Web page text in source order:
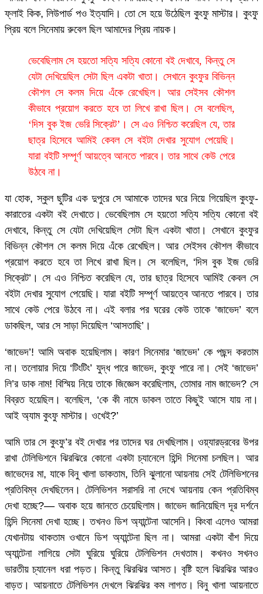
ফ্লাই কিক, লিউপার্ড পও ইত্যাদি। তো সে হয়ে উঠেছিল কুংফু মাস্টার। কুংফু
প্রিয় বলে সিনেমায় রুবেল ছিল আমাদের প্রিয় নায়ক।
ভেবেছিলাম সে হয়তো সত্যি সত্যি কোনো বই দেখাবে, কিন্তু সে
যেটা দেখিয়েছিল সেটা ছিল একটা খাতা। সেখানে কুংফুর বিভিন্ন
কৌশল সে কলম দিয়ে এঁকে রেখেছিল। আর সেইসব কৌশল
কীভাবে প্রয়োগ করতে হবে তা লিখে রাখা ছিল। সে বলেছিল,
‘দিস বুক ইজ ভেরি সিক্রেট’। সে এও নিশ্চিত করেছিল যে, তার
ছাত্র হিসেবে আমিই কেবল সে বইটা দেখার সুযোগ পেয়েছি।
যারা বইটি সম্পূর্ণ আয়ত্বে আনতে পারবে। তার সাথে কেউ পেরে
উঠবে না।
যা হোক, স্কুল ছুটির এক দুপুরে সে আমাকে তাদের ঘরে নিয়ে গিয়েছিল কুংফু-
কারাতের একটা বই দেখাতে। ভেবেছিলাম সে হয়তো সত্যি সত্যি কোনো বই
দেখাবে, কিন্তু সে যেটা দেখিয়েছিল সেটা ছিল একটা খাতা। সেখানে কুংফুর
বিভিন্ন কৌশল সে কলম দিয়ে এঁকে রেখেছিল। আর সেইসব কৌশল কীভাবে
প্রয়োগ করতে হবে তা লিখে রাখা ছিল। সে বলেছিল, ‘দিস বুক ইজ ভেরি
সিক্রেট’। সে এও নিশ্চিত করেছিল যে, তার ছাত্র হিসেবে আমিই কেবল সে
বইটা দেখার সুযোগ পেয়েছি। যারা বইটি সম্পূর্ণ আয়ত্বে আনতে পারবে। তার
সাথে কেউ পেরে উঠবে না। এই বলার পর ঘরের কেউ তাকে ‘জাভেদ’ বলে
ডাকছিল, আর সে সাড়া দিয়েছিল ‘আসতাছি’।
‘জাভেদ’! আমি অবাক হয়েছিলাম। কারণ সিনেমার ‘জাভেদ’ কে পছন্দ করতাম
না। তলোয়ার দিয়ে ‘টিংটিং’ যুদ্ধ পারে জাভেদ, কুংফু পারে না। সেই ‘জাভেদ’
লি’র ডাক নাম! বিস্মিয় নিয়ে তাকে জিজ্ঞেস করেছিলাম, তোমার নাম জাভেদ? সে
বিব্রত হয়েছিল। বলেছিল, ‘কে কী নামে ডাকল তাতে কিছুই আসে যায় না।
আই অ্যাম কুংফু মাস্টার। ওখেই?’
আমি তার সে কুংফু’র বই দেখার পর তাদের ঘর দেখছিলাম। ওয়্যারড্রবের উপর
রাখা টেলিভিশনে ঝিরঝিরে কোনো একটা চ্যানেলে হিন্দি সিনেমা চলছিল। আর
জাভেদের মা, যাকে বিনু খালা ডাকতাম, তিনি ঝুলানো আয়নায় সেই টেলিভিশনের
প্রতিবিম্ব দেখছিলেন। টেলিভিশন সরাসরি না দেখে আয়নায় কেন প্রতিবিম্ব
দেখা হচ্ছে?— অবাক হয়ে জানতে চেয়েছিলাম। জাভেদ জানিয়েছিল দূর দর্শনে
হিন্দি সিনেমা দেখা হচ্ছে। তখনও ডিশ অ্যান্টেনা আসেনি। কিংবা এলেও আমরা
যেখানটায় থাকতাম ওখানে ডিশ অ্যান্টেনা ছিল না। আমরা একটা বাঁশ দিয়ে
অ্যান্টেনা লাগিয়ে সেটা ঘুরিয়ে ঘুরিয়ে টেলিভিশন দেখতাম। কখনও সখনও
ভারতীয় চ্যানেল ধরা পড়ত। কিন্তু ঝিরঝির আসত। বৃষ্টি হলে ঝিরঝির আরও
বাড়ত। আয়নাতে টেলিভিশন দেখলে ঝিরঝির কম লাগত। বিনু খালা আয়নাতে